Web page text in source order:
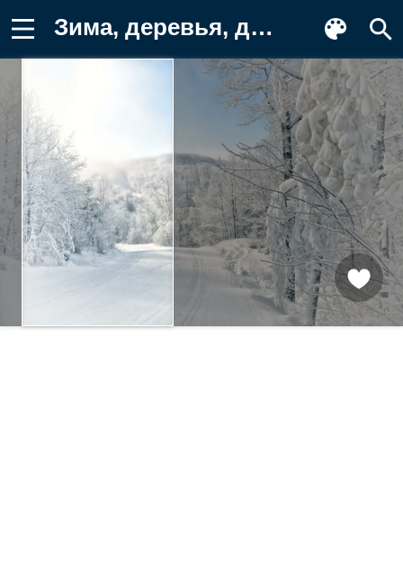
Зима, деревья, дорогалес, пейзаж Обои на телефон